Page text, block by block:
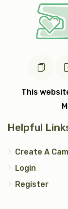
(2)
This
Helpful
Create A
Login
Register